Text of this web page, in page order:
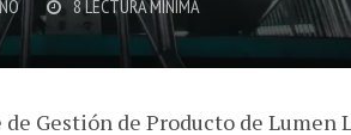
8 LECTURA MÍNIMA
Gestión de Producto de Lumen